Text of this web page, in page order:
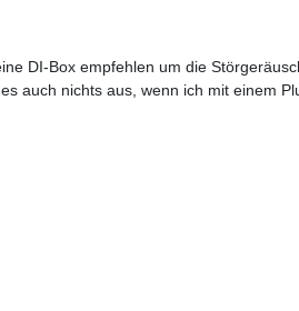
DI-Box empfehlen um die
auch nichts aus, wenn ich mit einem